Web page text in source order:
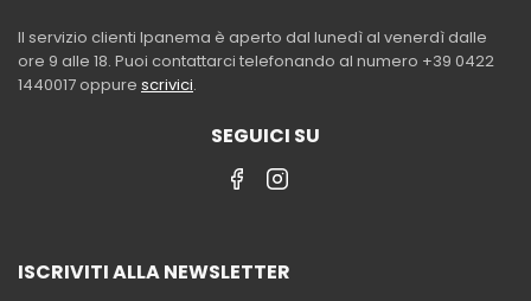
Il servizio clienti Ipanema è aperto dal lunedì al venerdì dalle
ore 9 alle 18. Puoi contattarci telefonando al numero +39 0422
1440017 oppure scrivici.
SEGUICI SU
ISCRIVITI ALLA NEWSLETTER